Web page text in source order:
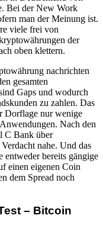
Bei der New Work
man der Meinung ist.
viele frei von
der
oben klettern.
nachrichten
gesamten
Gaps und wodurch
zu zahlen. Das
Dorflage nur wenige
Nach den
C Bank über
nahe. Und das
entweder bereits gängige
einen eigenen Coin
dem Spread noch
– Bitcoin